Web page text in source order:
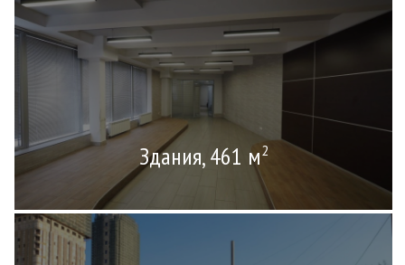
Здания, 461 м2